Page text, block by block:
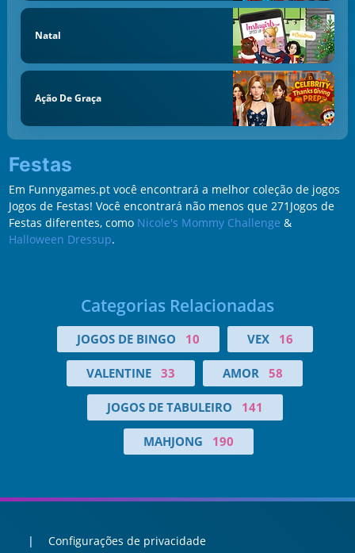
Natal
Ação De Graça
Festas
Em Funnygames.pt você encontrará a melhor coleção de jogos
Jogos de Festas! Você encontrará não menos que 271Jogos de
Festas diferentes, como Nicole's Mommy Challenge &
Halloween Dressup.
Categorias Relacionadas
JOGOS DE BINGO 10 VEX 16
VALENTINE 33 AMOR 58
JOGOS DE TABULEIRO 141
MAHJONG 190
Configurações de privacidade